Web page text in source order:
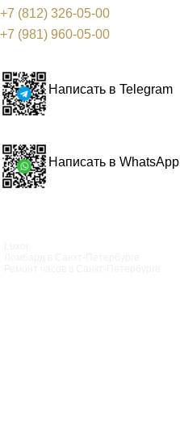
+7 (812) 326-05-00
+7 (981) 960-05-00
Написать в Telegram
Написать в WhatsApp